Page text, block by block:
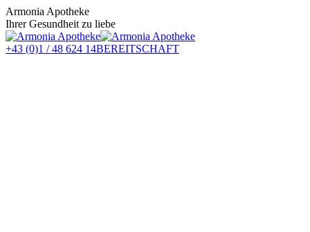
Zum
Inhalt
springen
Armonia Apotheke
Ihrer Gesundheit zu liebe
+43 (0)1 / 48 624 14BEREITSCHAFT